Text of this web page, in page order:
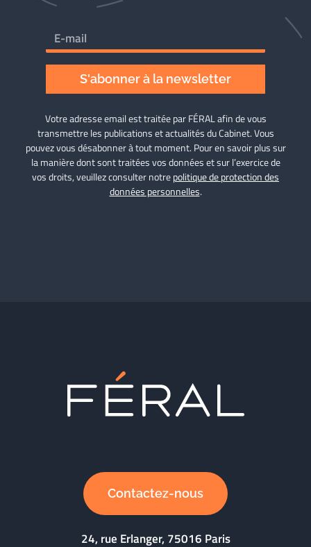
S'abonner à la newsletter
Votre adresse email est traitée par FÉRAL afin de vous
transmettre les publications et actualités du Cabinet. Vous
pouvez vous désabonner à tout moment. Pour en savoir plus sur
la manière dont sont traitées vos données et sur l’exercice de
vos droits, veuillez consulter notrepolitique de protection des
données personnelles.
Contactez-nous
24, rue Erlanger, 75016 Paris